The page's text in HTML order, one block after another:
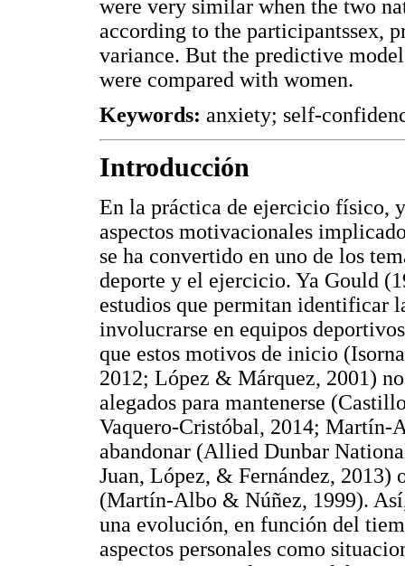
were very similar when the two
according to the participantssex,
variance. But the predictive
were compared with women.
Keywords: anxiety; self-
Introducción
En la práctica de ejercicio físico,
aspectos motivacionales
se ha convertido en uno de los
deporte y el ejercicio. Ya Gould
estudios que permitan identificar
involucrarse en equipos
que estos motivos de inicio
2012; López & Márquez, 2001)
alegados para mantenerse
Vaquero-Cristóbal, 2014; Martín-
abandonar (Allied Dunbar
Juan, López, & Fernández, 2013)
(Martín-Albo & Núñez, 1999).
una evolución, en función del
aspectos personales como